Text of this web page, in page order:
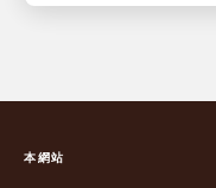
本網站